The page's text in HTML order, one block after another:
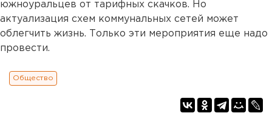
южноуральцев от тарифных скачков. Но
актуализация схем коммунальных сетей может
облегчить жизнь. Только эти мероприятия еще надо
провести.
Общество